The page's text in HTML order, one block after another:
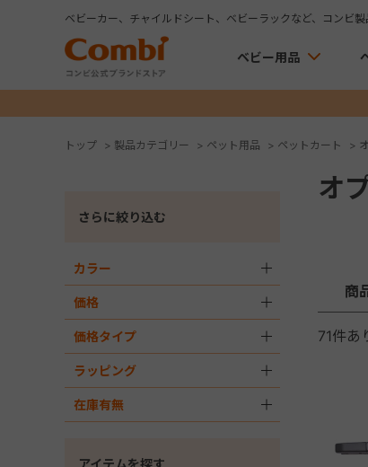
ベビーカー、チャイルドシート、ベビーラックなど、コンビ
ベビー用品
トップ > 製品カテゴリー > ペット用品 > ペットカート >
さらに絞り込む
カラー
価格
価格タイプ
ラッピング
在庫有無
アイテムを探す
オ
商
71件あ